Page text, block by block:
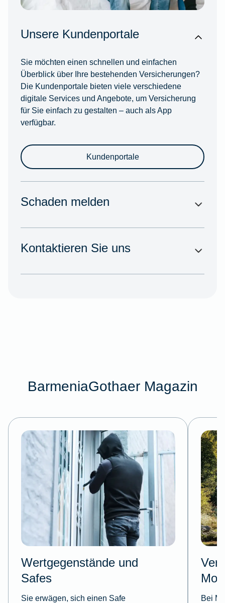
Unsere Kundenportale
Sie möchten einen schnellen und einfachen
Überblick über Ihre bestehenden Versicherungen?
Die Kundenportale bieten viele verschiedene
digitale Services und Angebote, um Versicherung
für Sie einfach zu gestalten – auch als App
verfügbar.
Kundenportale
Schaden melden
Kontaktieren Sie uns
BarmeniaGothaer Magazin
Wertgegenstände und
Safes
Sie erwägen, sich einen Safe
Bei